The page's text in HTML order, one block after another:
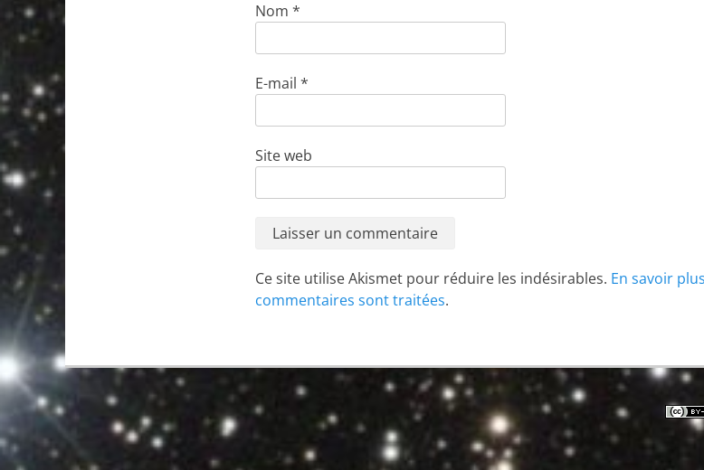
Nom *
E-mail *
Site web
Ce site utilise Akismet pour réduire les indésirables. En savoir
commentaires sont traitées.